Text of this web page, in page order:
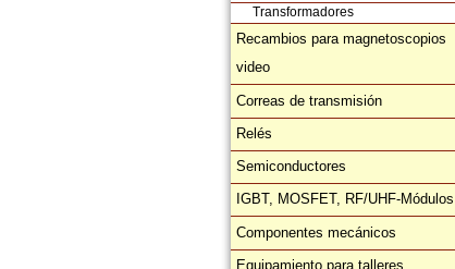
Transformadores
Recambios para magnetoscopios
video
Correas de transmisión
Relés
Semiconductores
IGBT, MOSFET, RF/UHF-Módulos
Componentes mecánicos
Equipamiento para talleres